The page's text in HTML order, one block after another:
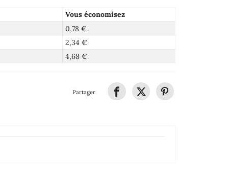
Vous économisez
0,78 €
2,34 €
4,68 €
Partager